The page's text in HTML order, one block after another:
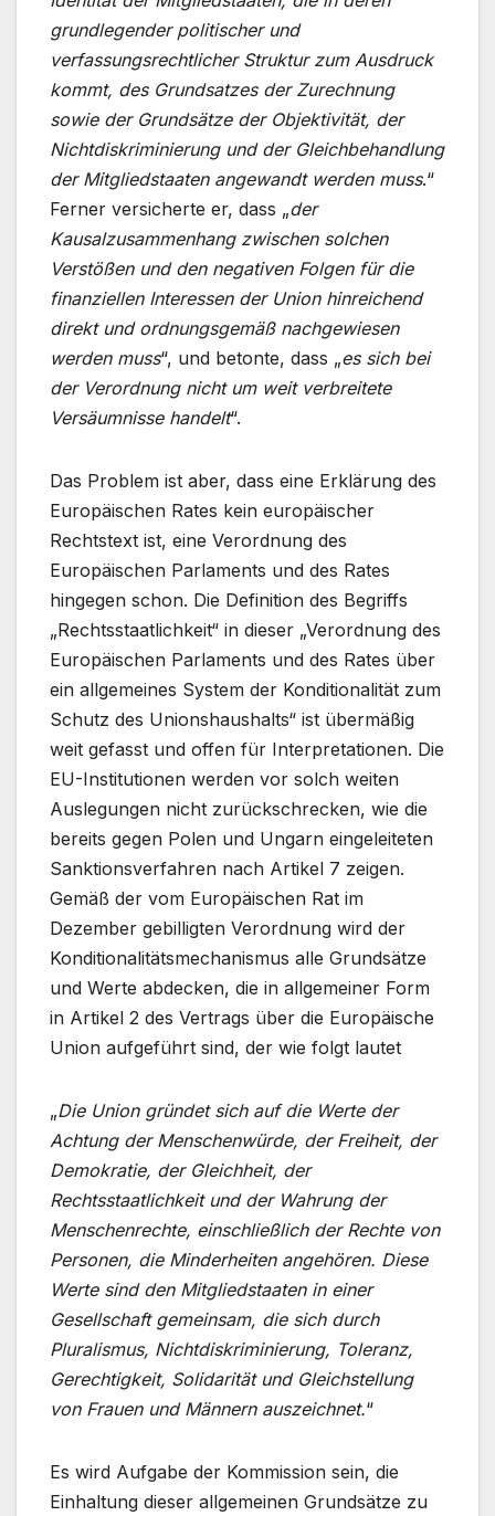
grundlegender politischer und
verfassungsrechtlicher Struktur zum Ausdruck
kommt, des Grundsatzes der Zurechnung
sowie der Grundsätze der Objektivität, der
Nichtdiskriminierung und der Gleichbehandlung
der Mitgliedstaaten angewandt werden muss.“
Ferner versicherte er, dass „der
Kausalzusammenhang zwischen solchen
Verstößen und den negativen Folgen für die
finanziellen Interessen der Union hinreichend
direkt und ordnungsgemäß nachgewiesen
werden muss“, und betonte, dass „es sich bei
der Verordnung nicht um weit verbreitete
Versäumnisse handelt“.
Das Problem ist aber, dass eine Erklärung des
Europäischen Rates kein europäischer
Rechtstext ist, eine Verordnung des
Europäischen Parlaments und des Rates
hingegen schon. Die Definition des Begriffs
„Rechtsstaatlichkeit“ in dieser „Verordnung des
Europäischen Parlaments und des Rates über
ein allgemeines System der Konditionalität zum
Schutz des Unionshaushalts“ ist übermäßig
weit gefasst und offen für Interpretationen. Die
EU-Institutionen werden vor solch weiten
Auslegungen nicht zurückschrecken, wie die
bereits gegen Polen und Ungarn eingeleiteten
Sanktionsverfahren nach Artikel 7 zeigen.
Gemäß der vom Europäischen Rat im
Dezember gebilligten Verordnung wird der
Konditionalitätsmechanismus alle Grundsätze
und Werte abdecken, die in allgemeiner Form
in Artikel 2 des Vertrags über die Europäische
Union aufgeführt sind, der wie folgt lautet
„Die Union gründet sich auf die Werte der
Achtung der Menschenwürde, der Freiheit, der
Demokratie, der Gleichheit, der
Rechtsstaatlichkeit und der Wahrung der
Menschenrechte, einschließlich der Rechte von
Personen, die Minderheiten angehören. Diese
Werte sind den Mitgliedstaaten in einer
Gesellschaft gemeinsam, die sich durch
Pluralismus, Nichtdiskriminierung, Toleranz,
Gerechtigkeit, Solidarität und Gleichstellung
von Frauen und Männern auszeichnet.“
Es wird Aufgabe der Kommission sein, die
Einhaltung dieser allgemeinen Grundsätze zu